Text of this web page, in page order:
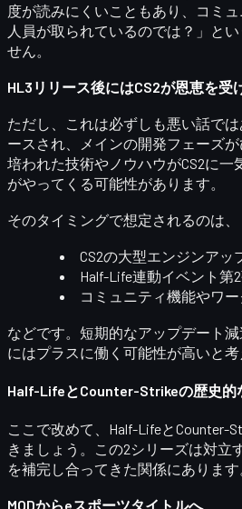
度が読みにくいこともあり、コミ
人員が取られているのでは？」 と
せん。
HL3リリース後にはCS2が恩恵を受
ただし、これは必ずしも悪い話で
ースされ、メインの開発フェーズ
培われた技術やノウハウがCS2に一
がやってくる可能性があります。
そのタイミングで想定されるのは、
CS2の大型エンジンアッ
Half-Life連動イベント第
コミュニティ機能やワ
などです。短期的なアップデート減
にはプラスに働く可能性が高いと考
Half-LifeとCounter-Strikeの歴史的
ここで改めて、Half-LifeとCounter-
きましょう。この2シリーズは対立
を補完し合ってきた関係にあります
MODからeスポーツタイトルへ